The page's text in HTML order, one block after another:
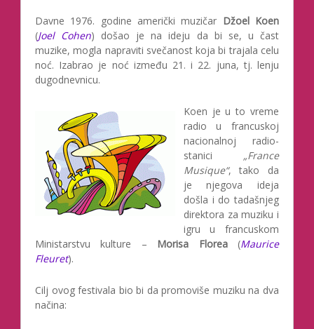
Davne 1976. godine američki muzičar Džoel Koen
(Joel Cohen) došao je na ideju da bi se, u čast
muzike, mogla napraviti svečanost koja bi trajala celu
noć. Izabrao je noć između 21. i 22. juna, tj. lenju
dugodnevnicu.
Koen je u to vreme
radio u francuskoj
nacionalnoj radio-
stanici „France
Musique“, tako da
je njegova ideja
došla i do tadašnjeg
direktora za muziku i
igru u francuskom
Ministarstvu kulture – Morisa Florea(Maurice
Fleuret).
Cilj ovog festivala bio bi da promoviše muziku na dva
načina: